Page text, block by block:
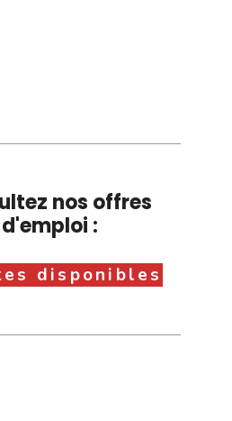
nos offres
d'emploi :
disponibles